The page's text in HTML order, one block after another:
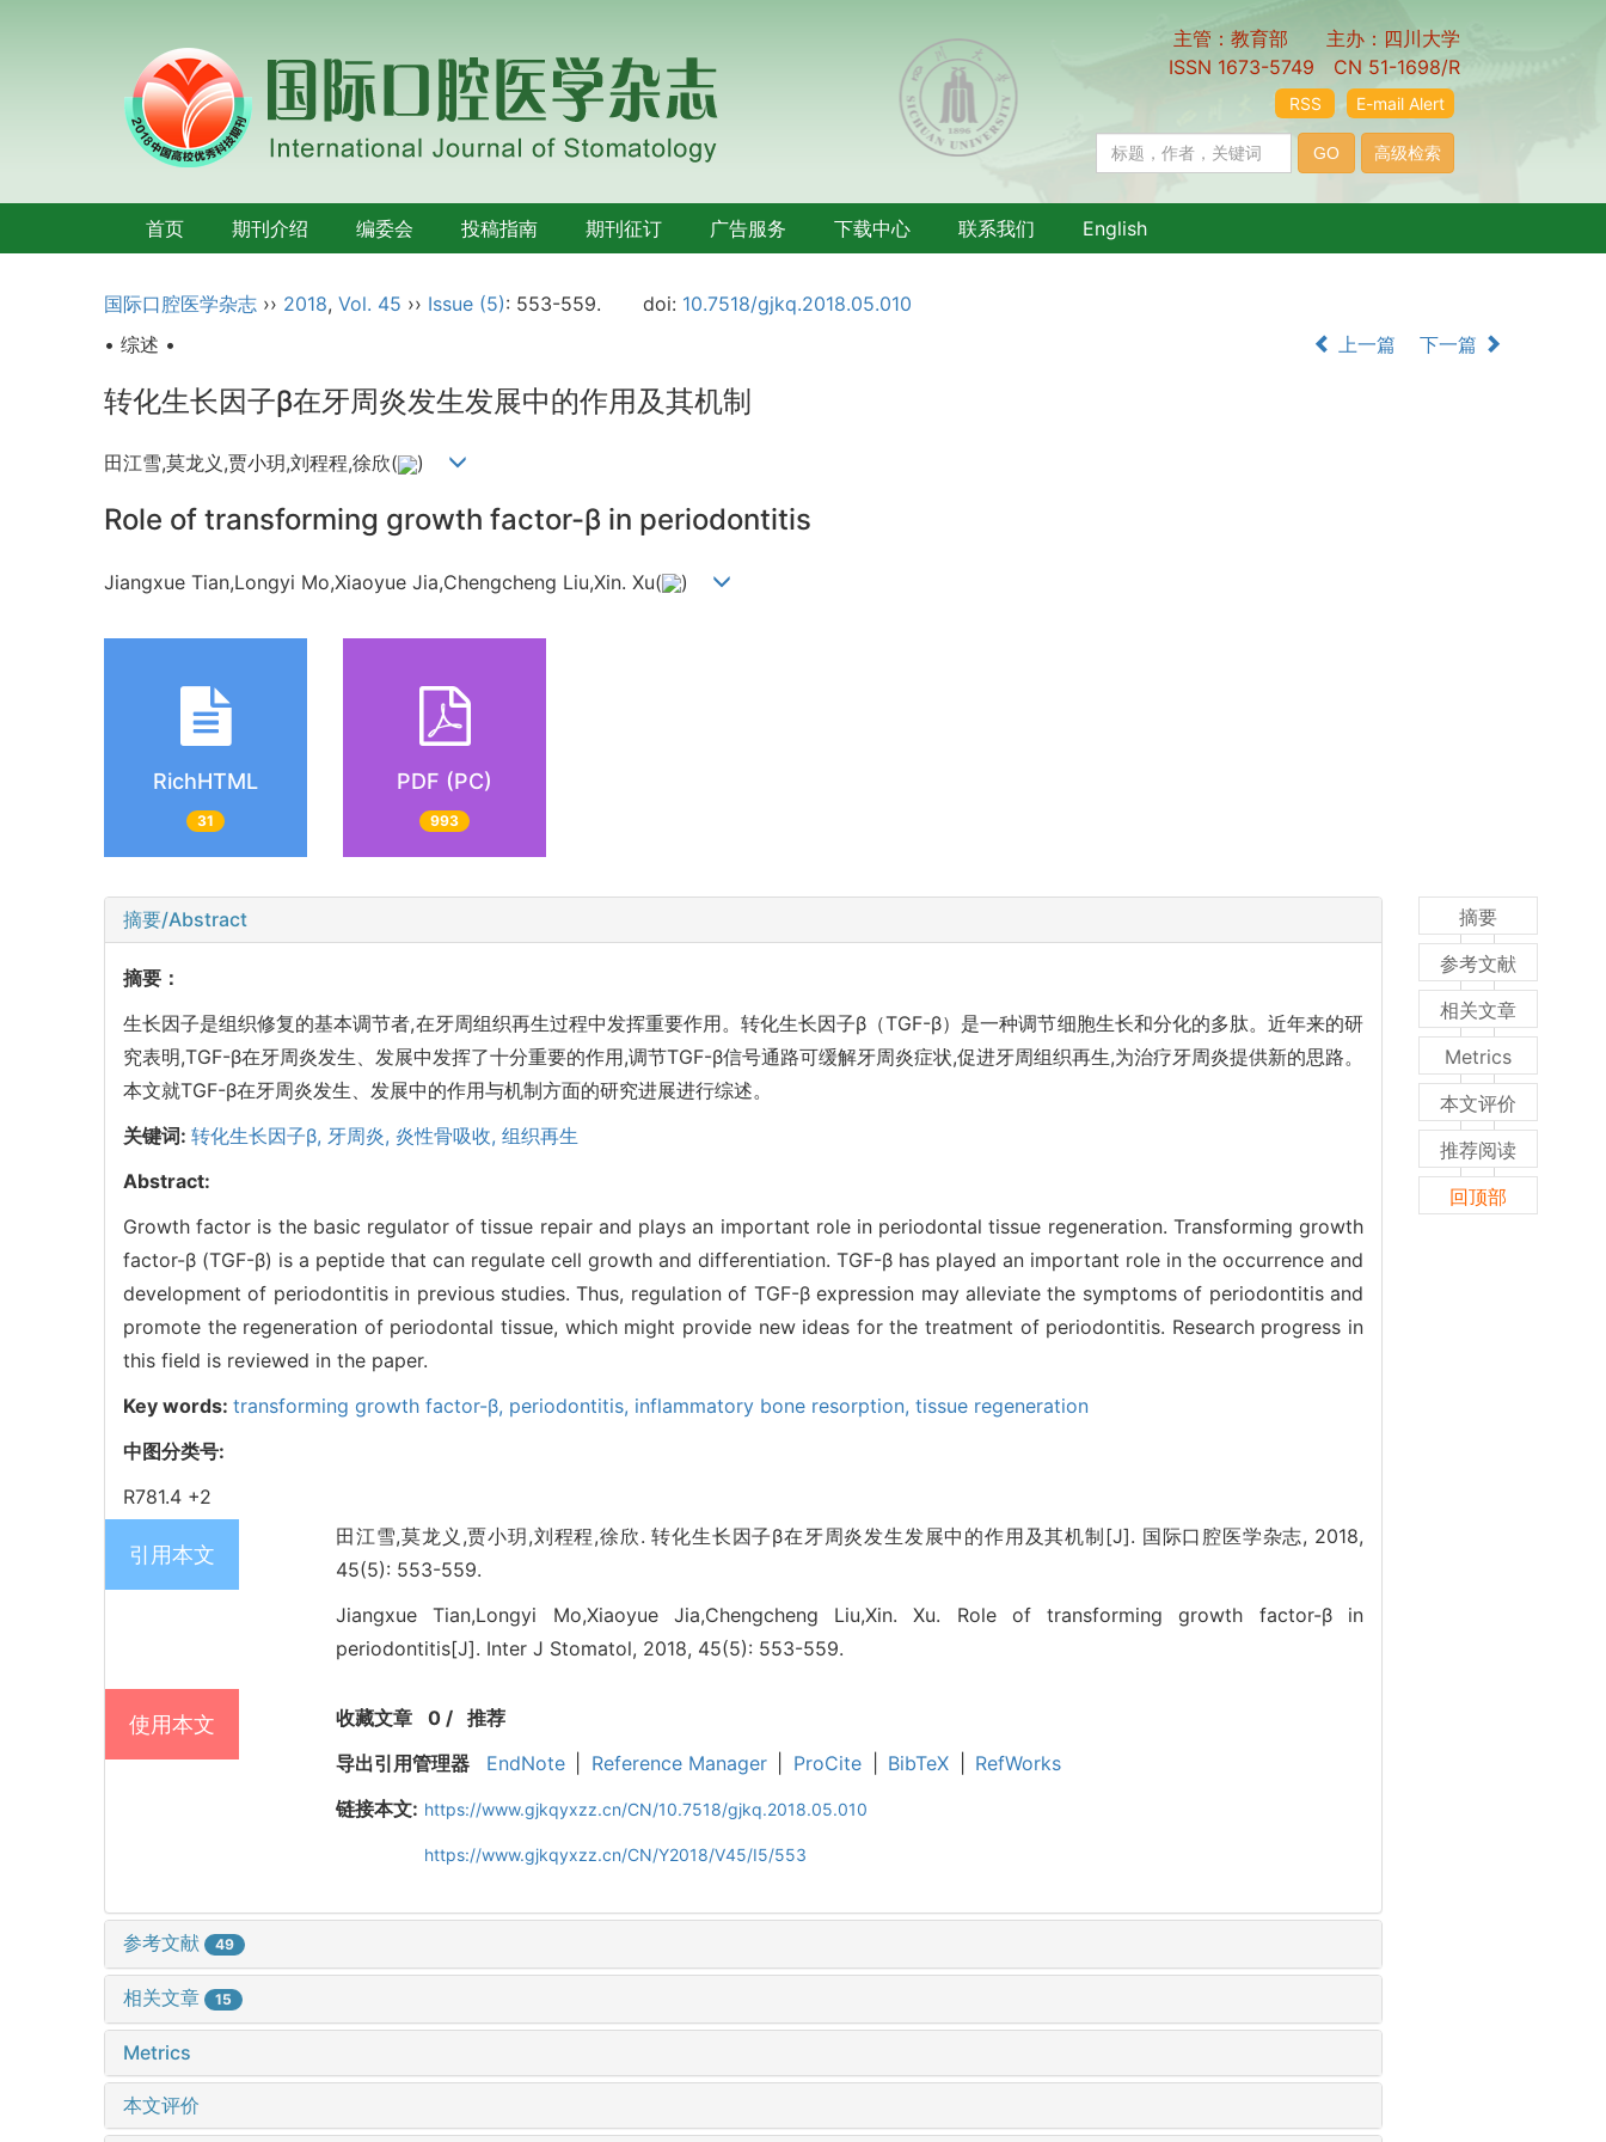
主管：教育部 主办：四川大学
ISSN 1673-5749 CN 51-1698/R
E-mail Alert
RSS
首页 期刊介绍 编委会 投稿指南 期刊征订 广告服务 下载中心 联系我们 English
国际口腔医学杂志 ›› 2018, Vol. 45 ›› Issue (5): 553-559. doi: 10.7518/gjkq.2018.05.010
• 综述 •
上一篇 下一篇
转化生长因子β在牙周炎发生发展中的作用及其机制
田江雪,莫龙义,贾小玥,刘程程,徐欣( )
Role of transforming growth factor-β in periodontitis
Jiangxue Tian,Longyi Mo,Xiaoyue Jia,Chengcheng Liu,Xin. Xu( )
RichHTML
31
PDF (PC)
993
摘要/Abstract
摘要：
生长因子是组织修复的基本调节者,在牙周组织再生过程中发挥重要作用。转化生长因子β（TGF-β）是一种调节细胞生长和分化的多肽。近年来的研
究表明,TGF-β在牙周炎发生、发展中发挥了十分重要的作用,调节TGF-β信号通路可缓解牙周炎症状,促进牙周组织再生,为治疗牙周炎提供新的思路。
本文就TGF-β在牙周炎发生、发展中的作用与机制方面的研究进展进行综述。
关键词: 转化生长因子β, 牙周炎, 炎性骨吸收, 组织再生
Abstract:
Growth factor is the basic regulator of tissue repair and plays an important role in periodontal tissue regeneration. Transforming growth
factor-β (TGF-β) is a peptide that can regulate cell growth and differentiation. TGF-β has played an important role in the occurrence and
development of periodontitis in previous studies. Thus, regulation of TGF-β expression may alleviate the symptoms of periodontitis and
promote the regeneration of periodontal tissue, which might provide new ideas for the treatment of periodontitis. Research progress in
this field is reviewed in the paper.
Key words: transforming growth factor-β, periodontitis, inflammatory bone resorption, tissue regeneration
中图分类号:
R781.4 +2
引用本文
田江雪,莫龙义,贾小玥,刘程程,徐欣. 转化生长因子β在牙周炎发生发展中的作用及其机制[J]. 国际口腔医学杂志, 2018,
45(5): 553-559.
Jiangxue Tian,Longyi Mo,Xiaoyue Jia,Chengcheng Liu,Xin. Xu. Role of transforming growth factor-β in
periodontitis[J]. Inter J Stomatol, 2018, 45(5): 553-559.
使用本文 收藏文章 0/ 推荐
导出引用管理器
EndNote Reference Manager ProCite BibTeX
RefWorks
链接本文: https://www.gjkqyxzz.cn/CN/10.7518/gjkq.2018.05.010
https://www.gjkqyxzz.cn/CN/Y2018/V45/I5/553
参考文献 49
相关文章 15
Metrics
本文评价
摘要
参考文献
相关文章
Metrics
本文评价
推荐阅读
回顶部